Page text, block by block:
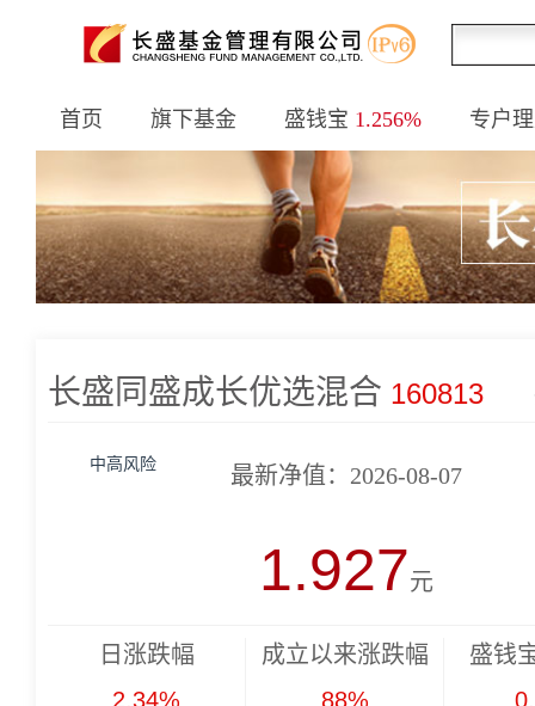
首页 旗下基金 盛钱宝 1.256% 专户
长盛同盛成长优选混合 160813
中高风险 最新净值：2026-08-07
1.927元
日涨跌幅
2.34%
成立以来涨跌幅
88%
盛钱